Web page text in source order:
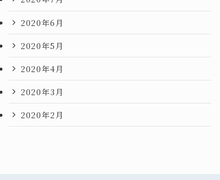
2020年6月
2020年5月
2020年4月
2020年3月
2020年2月